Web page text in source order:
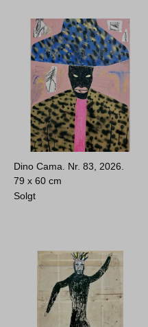
Dino Cama. Nr. 83, 2026.
79 x 60 cm
Solgt